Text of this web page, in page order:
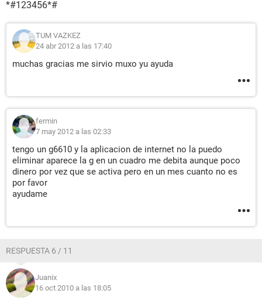
*#123456*#
TUM VAZKEZ
24 abr 2012 a las 17:40
muchas gracias me sirvio muxo yu ayuda
fermin
7 may 2012 a las 02:33
tengo un g6610 y la aplicacion de internet no la puedo
eliminar aparece la g en un cuadro me debita aunque poco
dinero por vez que se activa pero en un mes cuanto no es
por favor
ayudame
RESPUESTA 6 / 11
Juanix
16 oct 2010 a las 18:05